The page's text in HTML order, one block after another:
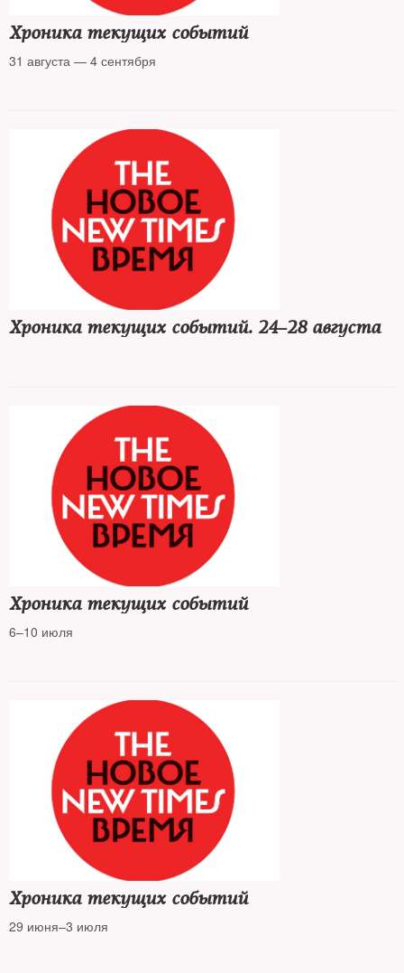
Хроника текущих событий
31 августа — 4 сентября
Хроника текущих событий. 24–28 августа
Хроника текущих событий
6–10 июля
Хроника текущих событий
29 июня–3 июля